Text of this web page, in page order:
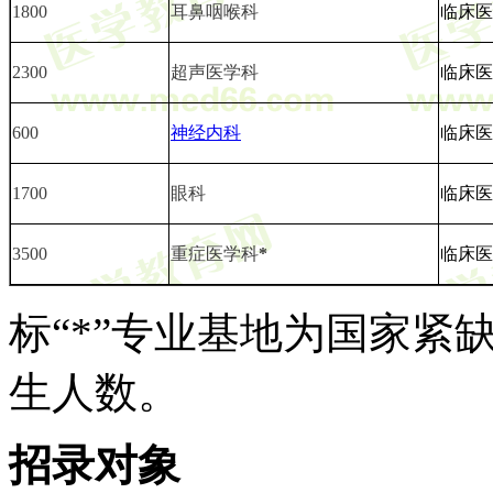
1800 耳鼻咽喉科 临床
2300 超声医学科 临床
600 神经内科 临床
1700 眼科 临床
3500 重症医学科* 临床
标“*”专业基地为国家紧
生人数。
招录对象